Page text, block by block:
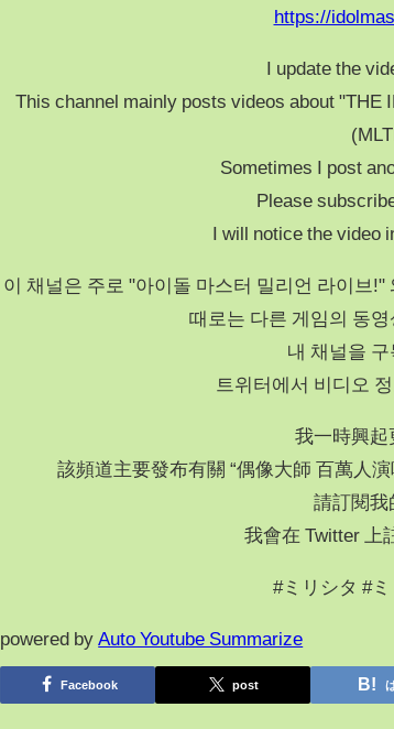
https://
I update the
This channel mainly posts videos about "THE
Sometimes I post
Please
I will notice the video
이 채널은 주로 "아이돌 마스터 밀리언 라이브
때로는 다른 게임의 동
내 채널을 구
트위터에서 비디오
我一時興起
該頻道主要發布有關 “偶像大師 百萬人演
請訂閱我
我會在 Twitter 上
#ミリシタ #
powered by Auto Youtube Summarize
Facebook post